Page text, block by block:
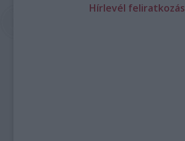
Hírlevél feliratkozás